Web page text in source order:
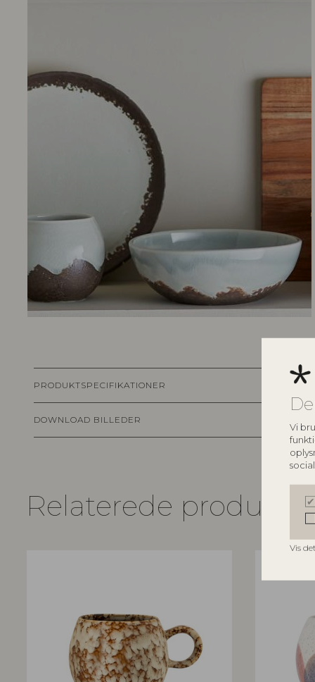
Vi
Vis
PRODUKTSPECIFIKATIONER
DOWNLOAD BILLEDER
Relaterede